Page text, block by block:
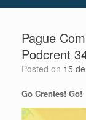
Pague
Podcrent
Posted on 15
Go Crentes! Go!